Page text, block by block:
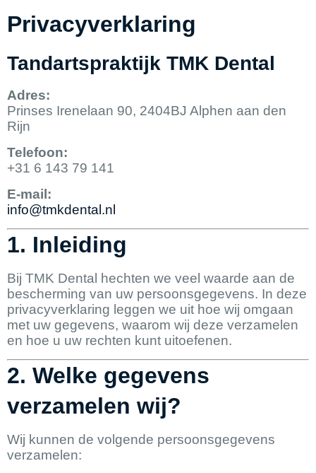
Privacyverklaring
Tandartspraktijk TMK Dental
Adres:
Prinses Irenelaan 90, 2404BJ Alphen aan den
Rijn
Telefoon:
+31 6 143 79 141
E-mail:
info@tmkdental.nl
1. Inleiding
Bij TMK Dental hechten we veel waarde aan de
bescherming van uw persoonsgegevens. In deze
privacyverklaring leggen we uit hoe wij omgaan
met uw gegevens, waarom wij deze verzamelen
en hoe u uw rechten kunt uitoefenen.
2. Welke gegevens
verzamelen wij?
Wij kunnen de volgende persoonsgegevens
verzamelen: